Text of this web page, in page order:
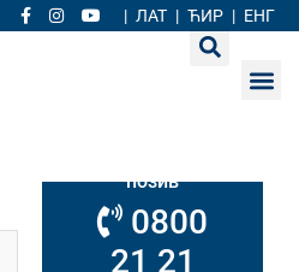
| ЛАТ | ЋИР | ЕНГ
позив
0800
21 21